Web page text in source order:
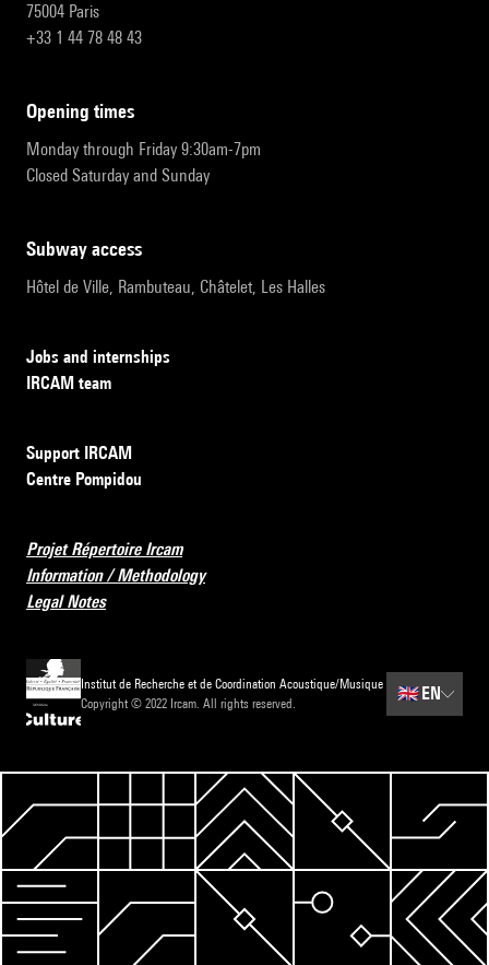
75004 Paris
+33 1 44 78 48 43
opening times
Monday through Friday 9:30am-7pm
Closed Saturday and Sunday
subway access
Hôtel de Ville, Rambuteau, Châtelet, Les Halles
Jobs and internships
IRCAM team
Support IRCAM
Centre Pompidou
Projet Répertoire Ircam
Information / Methodology
Legal Notes
Institut de Recherche et de Coordination Acoustique/Musique
Copyright © 2022 Ircam. All rights reserved.
🇬🇧 EN